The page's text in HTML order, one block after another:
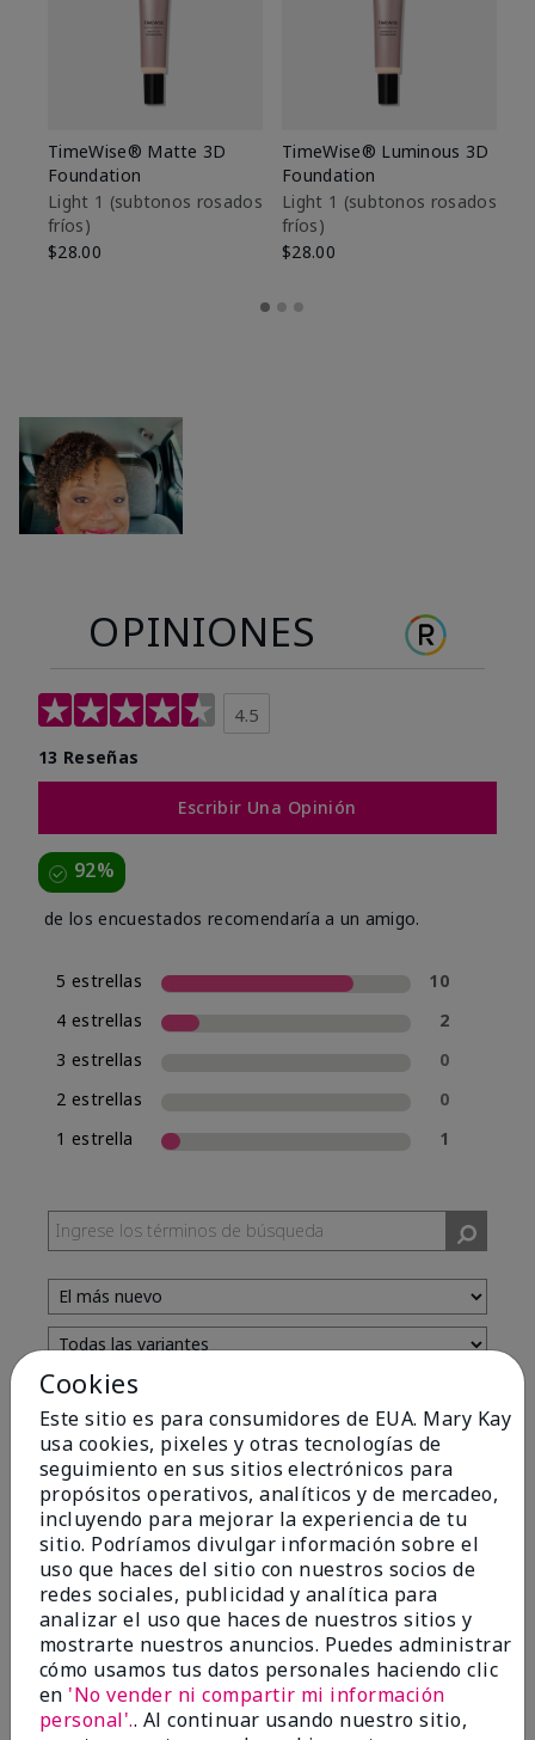
TimeWise® Matte 3D
Foundation
Light 1​ (subtonos rosados
fríos)
$28.00
TimeWise® Luminous 3D
Foundation
Light 1​ (subtonos rosados
fríos)
$28.00
OPINIONES
4.5
13 Reseñas
Escribir Una Opinión
92%
de los encuestados recomendaría a un amigo.
5 estrellas
10
4 estrellas
2
3 estrellas
0
2 estrellas
0
1 estrella
1
Evaluado por 13 clientes
5
Yeh! I really works
EnviadoHace 4 meses
porChar
deDetroit, Mi
Evaluado en
marykay.com/en-us/
I ski all winter and since adding this to my progam
Cookies
Este sitio es para consumidores de EUA. Mary Kay
usa cookies, pixeles y otras tecnologías de
seguimiento en sus sitios electrónicos para
propósitos operativos, analíticos y de mercadeo,
incluyendo para mejorar la experiencia de tu
sitio. Podríamos divulgar información sobre el
uso que haces del sitio con nuestros socios de
redes sociales, publicidad y analítica para
analizar el uso que haces de nuestros sitios y
mostrarte nuestros anuncios. Puedes administrar
cómo usamos tus datos personales haciendo clic
en 'No vender ni compartir mi información
personal'.. Al continuar usando nuestro sitio,